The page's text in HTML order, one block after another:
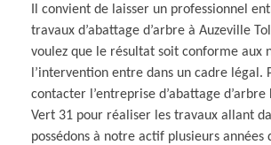
Il convient de laisser un professionnel
travaux d’abattage d’arbre à Auzeville
voulez que le résultat soit conforme aux
l’intervention entre dans un cadre légal.
contacter l’entreprise d’abattage d’arbre
Vert 31 pour réaliser les travaux allant
possédons à notre actif plusieurs années